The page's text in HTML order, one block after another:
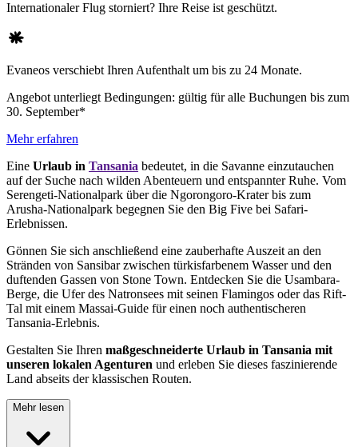
Internationaler Flug storniert? Ihre Reise ist geschützt.
Evaneos verschiebt Ihren Aufenthalt um bis zu 24 Monate.
Angebot unterliegt Bedingungen: gültig für alle Buchungen bis zum
30. September*
Mehr erfahren
Eine Urlaub in Tansania bedeutet, in die Savanne einzutauchen
auf der Suche nach wilden Abenteuern und entspannter Ruhe. Vom
Serengeti-Nationalpark über die Ngorongoro-Krater bis zum
Arusha-Nationalpark begegnen Sie den Big Five bei Safari-
Erlebnissen.
Gönnen Sie sich anschließend eine zauberhafte Auszeit an den
Stränden von Sansibar zwischen türkisfarbenem Wasser und den
duftenden Gassen von Stone Town. Entdecken Sie die Usambara-
Berge, die Ufer des Natronsees mit seinen Flamingos oder das Rift-
Tal mit einem Massai-Guide für einen noch authentischeren
Tansania-Erlebnis.
Gestalten Sie Ihren maßgeschneiderte Urlaub in Tansania mit
unseren lokalen Agenturen und erleben Sie dieses faszinierende
Land abseits der klassischen Routen.
Mehr lesen